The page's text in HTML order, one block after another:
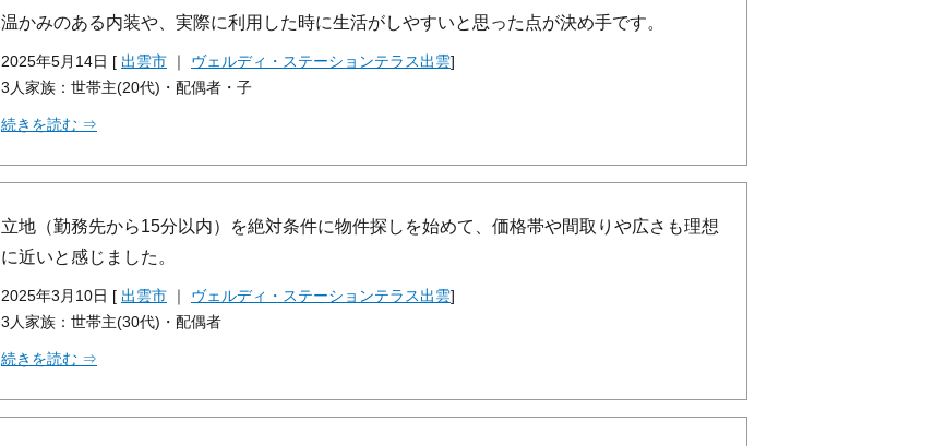
温かみのある内装や、実際に利用した時に生活がしやすいと思った点が決め手です。
2025年5月14日 [ 出雲市 ｜ ヴェルディ・ステーションテラス出雲]
3人家族：世帯主(20代)・配偶者・子
続きを読む ⇒
立地（勤務先から15分以内）を絶対条件に物件探しを始めて、価格帯や間取りや広さも理想
に近いと感じました。
2025年3月10日 [ 出雲市 ｜ ヴェルディ・ステーションテラス出雲]
3人家族：世帯主(30代)・配偶者
続きを読む ⇒